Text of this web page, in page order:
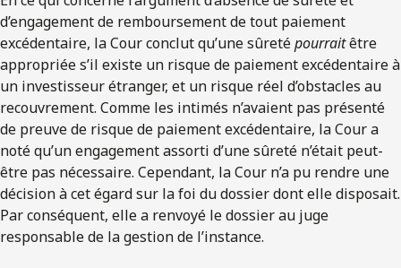
d’engagement de remboursement de tout paiement
excédentaire, la Cour conclut qu’une sûretépourraitêtre
appropriée s’il existe un risque de paiement excédentaire à
un investisseur étranger, et un risque réel d’obstacles au
recouvrement. Comme les intimés n’avaient pas présenté
de preuve de risque de paiement excédentaire, la Cour a
noté qu’un engagement assorti d’une sûreté n’était peut-
être pas nécessaire. Cependant, la Cour n’a pu rendre une
décision à cet égard sur la foi du dossier dont elle disposait.
Par conséquent, elle a renvoyé le dossier au juge
responsable de la gestion de l’instance.